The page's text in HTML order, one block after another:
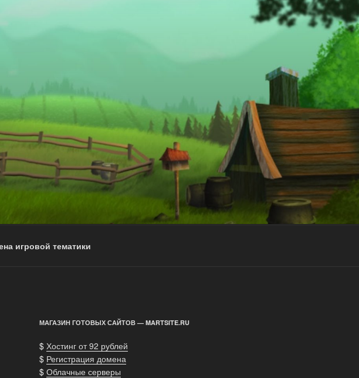
игровой тематики
МАГАЗИН ГОТОВЫХ САЙТОВ — MARTSITE.RU
$ Хостинг от 92 рублей
$ Регистрация домена
$ Облачные серверы